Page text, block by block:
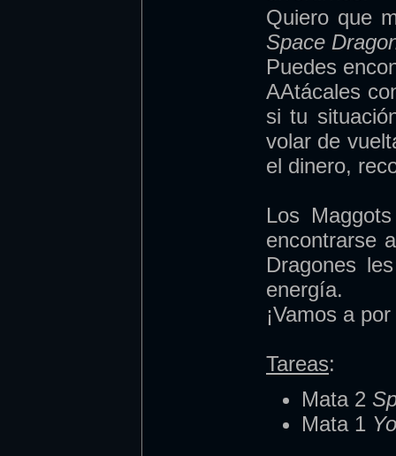
Quiero que
Space
Puedes
AAtácales
si tu
volar de
el dinero,
Los
encontrarse
Dragones
energía.
¡Vamos a
Tareas:
Mata 2
Mata 1